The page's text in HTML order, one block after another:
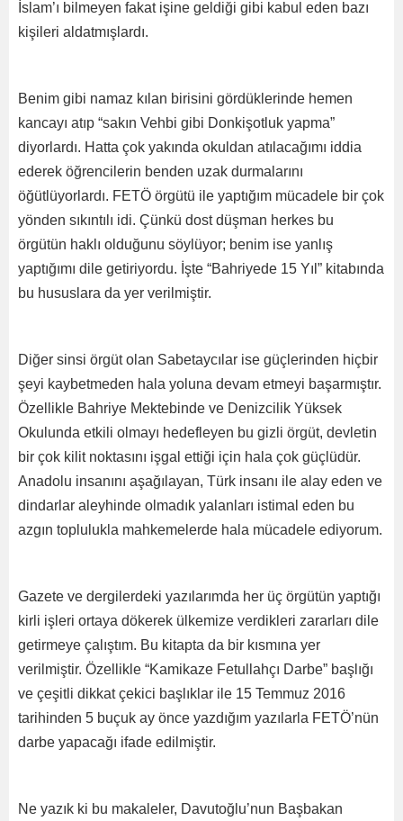
İslam’ı bilmeyen fakat işine geldiği gibi kabul eden bazı
kişileri aldatmışlardı.
Benim gibi namaz kılan birisini gördüklerinde hemen
kancayı atıp “sakın Vehbi gibi Donkişotluk yapma”
diyorlardı. Hatta çok yakında okuldan atılacağımı iddia
ederek öğrencilerin benden uzak durmalarını
öğütlüyorlardı. FETÖ örgütü ile yaptığım mücadele bir çok
yönden sıkıntılı idi. Çünkü dost düşman herkes bu
örgütün haklı olduğunu söylüyor; benim ise yanlış
yaptığımı dile getiriyordu. İşte “Bahriyede 15 Yıl” kitabında
bu hususlara da yer verilmiştir.
Diğer sinsi örgüt olan Sabetaycılar ise güçlerinden hiçbir
şeyi kaybetmeden hala yoluna devam etmeyi başarmıştır.
Özellikle Bahriye Mektebinde ve Denizcilik Yüksek
Okulunda etkili olmayı hedefleyen bu gizli örgüt, devletin
bir çok kilit noktasını işgal ettiği için hala çok güçlüdür.
Anadolu insanını aşağılayan, Türk insanı ile alay eden ve
dindarlar aleyhinde olmadık yalanları istimal eden bu
azgın toplulukla mahkemelerde hala mücadele ediyorum.
Gazete ve dergilerdeki yazılarımda her üç örgütün yaptığı
kirli işleri ortaya dökerek ülkemize verdikleri zararları dile
getirmeye çalıştım. Bu kitapta da bir kısmına yer
verilmiştir. Özellikle “Kamikaze Fetullahçı Darbe” başlığı
ve çeşitli dikkat çekici başlıklar ile 15 Temmuz 2016
tarihinden 5 buçuk ay önce yazdığım yazılarla FETÖ’nün
darbe yapacağı ifade edilmiştir.
Ne yazık ki bu makaleler, Davutoğlu’nun Başbakan